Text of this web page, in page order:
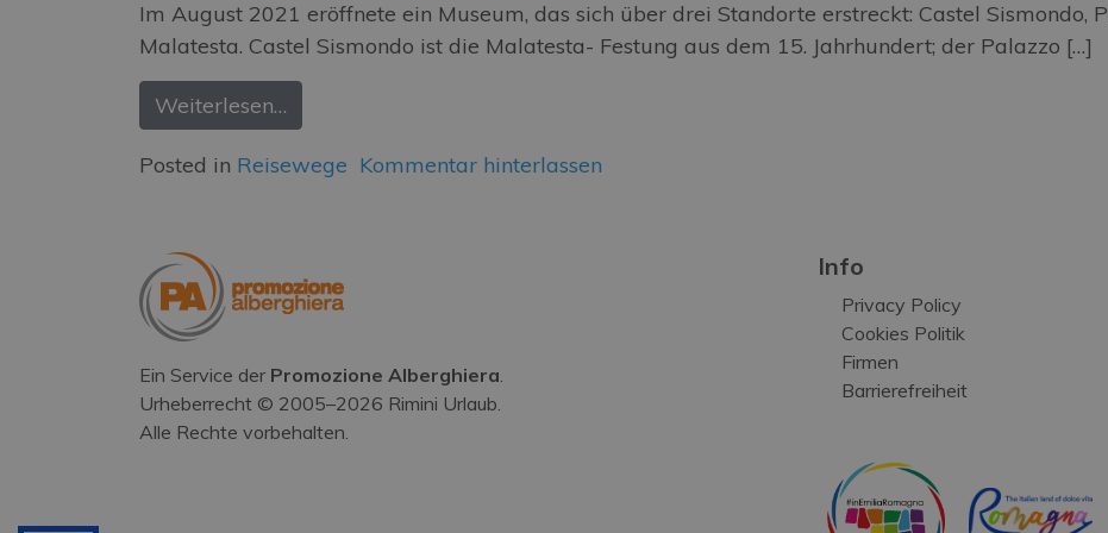
Im August 2021 eröffnete ein Museum, das sich über drei Standorte erstreckt: Castel Sismondo,
Malatesta. Castel Sismondo ist die Malatesta- Festung aus dem 15. Jahrhundert; der Palazzo […]
Weiterlesen…
Posted in Reisewege Kommentar hinterlassen
Ein Service der Promozione Alberghiera.
Urheberrecht © 2005–2026 Rimini Urlaub.
Alle Rechte vorbehalten.
Info
Privacy Policy
Cookies Politik
Firmen
Barrierefreiheit